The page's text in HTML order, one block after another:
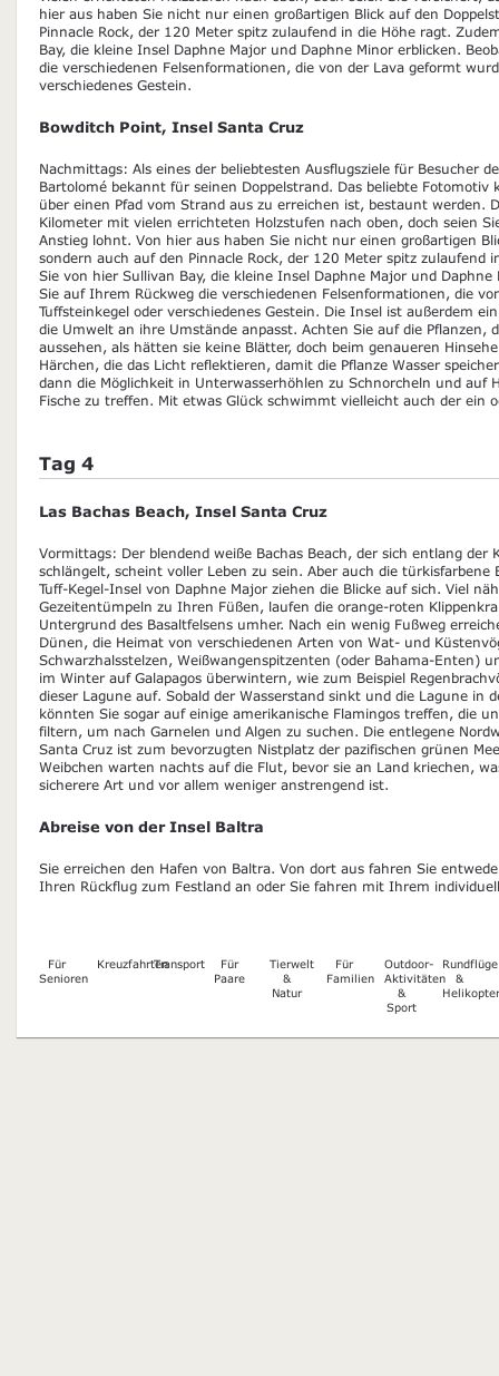
hier aus haben Sie nicht nur einen großartigen Blick auf den
Pinnacle Rock, der 120 Meter spitz zulaufend in die Höhe ragt.
Bay, die kleine Insel Daphne Major und Daphne Minor erblicken.
die verschiedenen Felsenformationen, die von der Lava geformt
verschiedenes Gestein.
Bowditch Point, Insel Santa Cruz
Nachmittags: Als eines der beliebtesten Ausflugsziele für Besucher
Bartolomé bekannt für seinen Doppelstrand. Das beliebte Fotomotiv
über einen Pfad vom Strand aus zu erreichen ist, bestaunt werden.
Kilometer mit vielen errichteten Holzstufen nach oben, doch seien
Anstieg lohnt. Von hier aus haben Sie nicht nur einen großartigen
sondern auch auf den Pinnacle Rock, der 120 Meter spitz zulaufend
Sie von hier Sullivan Bay, die kleine Insel Daphne Major und Daphne
Sie auf Ihrem Rückweg die verschiedenen Felsenformationen, die
Tuffsteinkegel oder verschiedenes Gestein. Die Insel ist außerdem
die Umwelt an ihre Umstände anpasst. Achten Sie auf die Pflanzen,
aussehen, als hätten sie keine Blätter, doch beim genaueren
Härchen, die das Licht reflektieren, damit die Pflanze Wasser
dann die Möglichkeit in Unterwasserhöhlen zu Schnorcheln und auf
Fische zu treffen. Mit etwas Glück schwimmt vielleicht auch der ein
Tag 4
Las Bachas Beach, Insel Santa Cruz
Vormittags: Der blendend weiße Bachas Beach, der sich entlang der
schlängelt, scheint voller Leben zu sein. Aber auch die
Tuff-Kegel-Insel von Daphne Major ziehen die Blicke auf sich. Viel
Gezeitentümpeln zu Ihren Füßen, laufen die orange-roten
Untergrund des Basaltfelsens umher. Nach ein wenig Fußweg
Dünen, die Heimat von verschiedenen Arten von Wat- und
Schwarzhalsstelzen, Weißwangenspitzenten (oder Bahama-Enten)
im Winter auf Galapagos überwintern, wie zum Beispiel
dieser Lagune auf. Sobald der Wasserstand sinkt und die Lagune in
könnten Sie sogar auf einige amerikanische Flamingos treffen, die
filtern, um nach Garnelen und Algen zu suchen. Die entlegene
Santa Cruz ist zum bevorzugten Nistplatz der pazifischen grünen
Weibchen warten nachts auf die Flut, bevor sie an Land kriechen,
sicherere Art und vor allem weniger anstrengend ist.
Abreise von der Insel Baltra
Sie erreichen den Hafen von Baltra. Von dort aus fahren Sie
Ihren Rückflug zum Festland an oder Sie fahren mit Ihrem
Für
Senioren
KreuzfahrtenTransport
Für
Paare
Tierwelt
&
Natur
Für
Familien
Outdoor-
Aktivitäten
&
Sport
Rundflüge
&
Helikopter